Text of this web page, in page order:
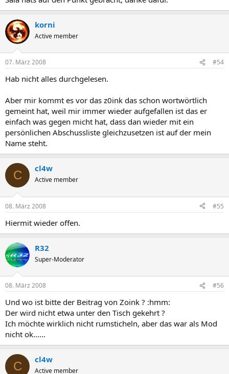
korni
Active member
07. März 2008 #54
Hab nicht alles durchgelesen.
Aber mir kommt es vor das z0ink das schon wortwörtlich
gemeint hat, weil mir immer wieder aufgefallen ist das er
einfach was gegen micht hat, dass dan wieder mit ein
persönlichen Abschussliste gleichzusetzen ist auf der mein
Name steht.
C cl4w
Active member
08. März 2008 #55
Hiermit wieder offen.
R32
Super-Moderator
08. März 2008 #56
Und wo ist bitte der Beitrag von Zoink ? :hmm:
Der wird nicht etwa unter den Tisch gekehrt ?
Ich möchte wirklich nicht rumsticheln, aber das war als Mod
nicht ok......
C cl4w
Active member